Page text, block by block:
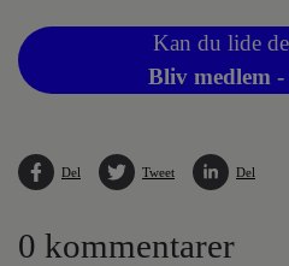
Kan du lide
Bliv medlem
Del Tweet Del
0 kommentarer